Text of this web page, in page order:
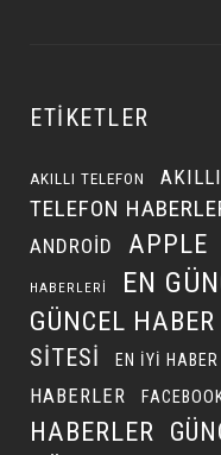
ETIKETLER
AKILLI TELEFON
TELEFON
ANDROID APPLE
HABERLERI EN
GÜNCEL
SITESI
EN IYI
HABERLER
HABERLER